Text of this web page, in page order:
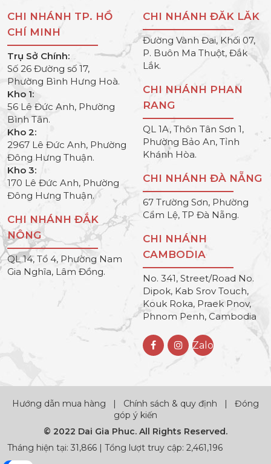
CHI NHÁNH TP. HỒ
CHÍ MINH
Trụ Sở Chính:
Số 26 Đường số 17,
Phường Bình Hưng Hoà.
Kho 1:
56 Lê Đức Anh, Phường
Bình Tân.
Kho 2:
2967 Lê Đức Anh, Phường
Đông Hưng Thuận.
Kho 3:
170 Lê Đức Anh, Phường
Đông Hưng Thuận.
CHI NHÁNH ĐẮK
NÔNG
QL 14, Tổ 4, Phường Nam
Gia Nghĩa, Lâm Đồng.
CHI NHÁNH ĐĂK LĂK
Đường Vành Đai, Khối 07,
P. Buôn Ma Thuột, Đắk
Lắk.
CHI NHÁNH PHAN
RANG
QL 1A, Thôn Tân Sơn 1,
Phường Bảo An, Tỉnh
Khánh Hòa.
CHI NHÁNH ĐÀ NẴNG
67 Trường Sơn, Phường
Cẩm Lệ, TP Đà Nẵng.
CHI NHÁNH
CAMBODIA
No. 341, Street/Road No.
Dipok, Kab Srov Touch,
Kouk Roka, Praek Pnov,
Phnom Penh, Cambodia
Zalo
Hướng dẫn mua hàng | Chính sách & quy định | Đóng
góp ý kiến
© 2022 Dai Gia Phuc. All Rights Reserved.
Tháng hiện tại: 31,866 | Tổng lượt truy cập: 2,461,196